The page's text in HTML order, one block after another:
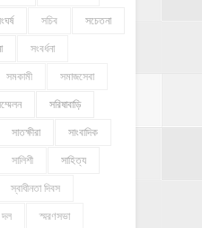
সচিব সচেতনা
সংবর্ধনা
সমকামী সমাজসেবা
সরিষাবাড়ি
সাতক্ষীরা সাংবাদিক
সালিশী সাহিত্য
স্বাধীনতা দিবস
দল স্মরণসভা